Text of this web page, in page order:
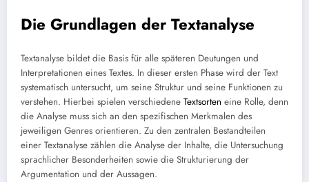
Die Grundlagen der Textanalyse
Textanalyse bildet die Basis für alle späteren Deutungen und
Interpretationen eines Textes. In dieser ersten Phase wird der Text
systematisch untersucht, um seine Struktur und seine Funktionen zu
verstehen. Hierbei spielen verschiedene Textsorten eine Rolle, denn
die Analyse muss sich an den spezifischen Merkmalen des
jeweiligen Genres orientieren. Zu den zentralen Bestandteilen
einer Textanalyse zählen die Analyse der Inhalte, die Untersuchung
sprachlicher Besonderheiten sowie die Strukturierung der
Argumentation und der Aussagen.